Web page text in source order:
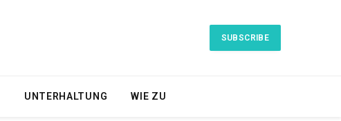
SUBSCRIBE
UNTERHALTUNG WIE ZU